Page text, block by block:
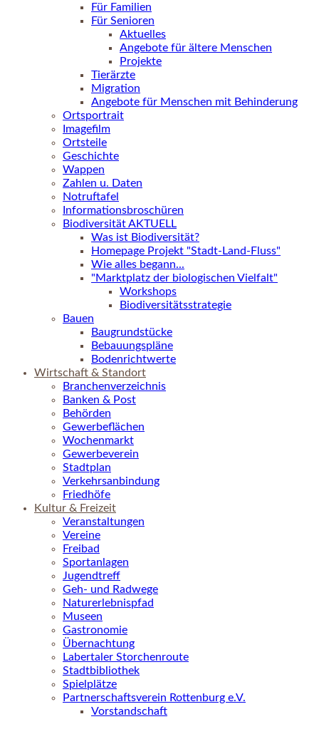
Für Familien
Für Senioren
Aktuelles
Angebote für ältere Menschen
Projekte
Tierärzte
Migration
Angebote für Menschen mit Behinderung
Ortsportrait
Imagefilm
Ortsteile
Geschichte
Wappen
Zahlen u. Daten
Notruftafel
Informationsbroschüren
Biodiversität AKTUELL
Was ist Biodiversität?
Homepage Projekt "Stadt-Land-Fluss"
Wie alles begann...
"Marktplatz der biologischen Vielfalt"
Workshops
Biodiversitätsstrategie
Bauen
Baugrundstücke
Bebauungspläne
Bodenrichtwerte
Wirtschaft & Standort
Branchenverzeichnis
Banken & Post
Behörden
Gewerbeflächen
Wochenmarkt
Gewerbeverein
Stadtplan
Verkehrsanbindung
Friedhöfe
Kultur & Freizeit
Veranstaltungen
Vereine
Freibad
Sportanlagen
Jugendtreff
Geh- und Radwege
Naturerlebnispfad
Museen
Gastronomie
Übernachtung
Labertaler Storchenroute
Stadtbibliothek
Spielplätze
Partnerschaftsverein Rottenburg e.V.
Vorstandschaft